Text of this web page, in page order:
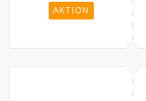
AKTION